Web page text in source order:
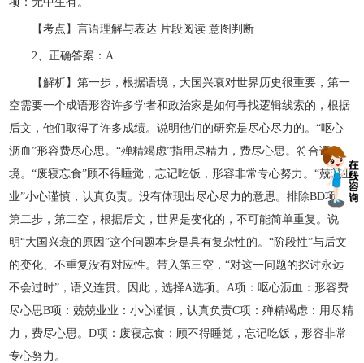
【考点】言语理解与表达 片段阅读 意图判断
2、正确答案：A
【解析】第一步，根据语境，大国兴衰对世界历史很重要，第一
空需要一个成语形容许多学者和政治家是如何寻找逻辑线索的，根据
后文，他们取得了许多成绩。说明他们的研究是尽心尽力的。“呕心
沥血”形容费尽心思。“殚精竭虑”指用尽精力，费尽心思。符合语
境。“废寝忘食”顾不得睡觉，忘记吃饭，形容非常专心努力。“兢兢业
业”小心谨慎，认真负责。没有体现出尽心尽力的意思。排除BD项。
第二步，第二空，根据后文，世界是变化的，不可能简单重复。说
明“大国兴衰的原因”这个问题本身是具有复杂性的。“阶段性”与后文
的变化、不重复没有对应性。带入第三空，“对这一问题的探讨永远
不会过时”，语义连贯。因此，选择A选项。A项：呕心沥血：形容费
尽心思B项：兢兢业业：小心谨慎，认真负责C项：殚精竭虑：用尽精
力，费尽心思。D项：废寝忘食：顾不得睡觉，忘记吃饭，形容非常
专心努力。